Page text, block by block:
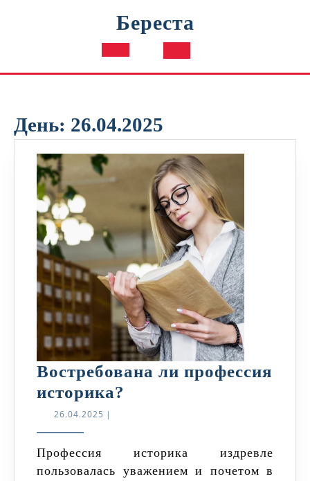
Береста
Кнопка
День: 26.04.2025
Востребована ли профессия
историка?
историка?
26.04.2025 26.04.2025
|
Профессия историка издревле
пользовалась уважением и почетом в